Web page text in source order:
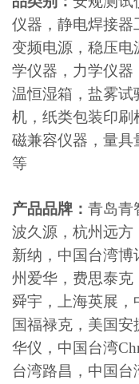
仪器，静电焊接器
变频电源，稳压
学仪器，力学仪器
温恒湿箱，盐雾试
机，纸类包装印
磁兼容仪器，量具
等
产品品牌：青岛青
波久源，杭州远方
新纳，中国台湾
州爱华，费思泰克
舜宇，上海英展
国福禄克，美国
华仪，中国台湾
台湾路昌，中国台